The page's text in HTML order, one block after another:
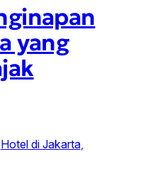
yang
Hotel di Jakarta